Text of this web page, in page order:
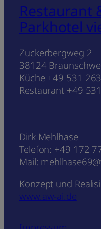
Restaurant
Parkhotel
Zuckerbergweg 2
38124
Küche +49 531
Restaurant +49
Dirk Mehlhase
Telefon: +49 172
Mail:
Konzept und
www.aw-ai.de